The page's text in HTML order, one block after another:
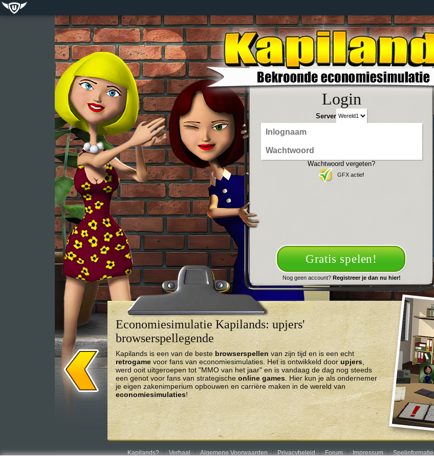
Login
Server
Wachtwoord vergeten?
GFX actief
Gratis spelen!
Nog geen account? Registreer je dan nu hier!
Economiesimulatie Kapilands: upjers'
browserspellegende
Kapilands is een van de beste browserspellen van zijn tijd en is een echt
retrogamevoor fans van economiesimulaties. Het is ontwikkeld door upjers,
werd ooit uitgeroepen tot "MMO van het jaar" en is vandaag de dag nog steeds
een genot voor fans van strategischeonline games. Hier kun je als ondernemer
je eigen zakenimperium opbouwen en carrière maken in de wereld van
economiesimulaties!
Kapilands? Verhaal Algemene Voorwaarden Privacybeleid Forum Impressum Spelinformatie